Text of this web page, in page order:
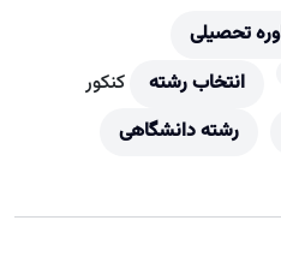
تحصیلی
انتخاب رشته
کنکور
رشته دانشگاهی